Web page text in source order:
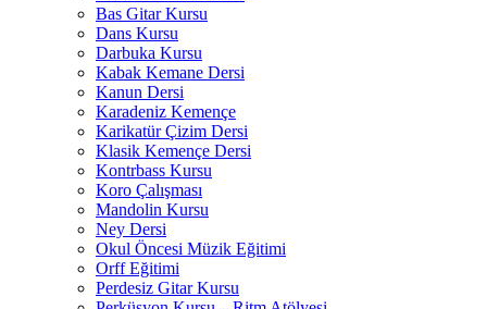
Bas Gitar Kursu
Dans Kursu
Darbuka Kursu
Kabak Kemane Dersi
Kanun Dersi
Karadeniz Kemençe
Karikatür Çizim Dersi
Klasik Kemençe Dersi
Kontrbass Kursu
Koro Çalışması
Mandolin Kursu
Ney Dersi
Okul Öncesi Müzik Eğitimi
Orff Eğitimi
Perdesiz Gitar Kursu